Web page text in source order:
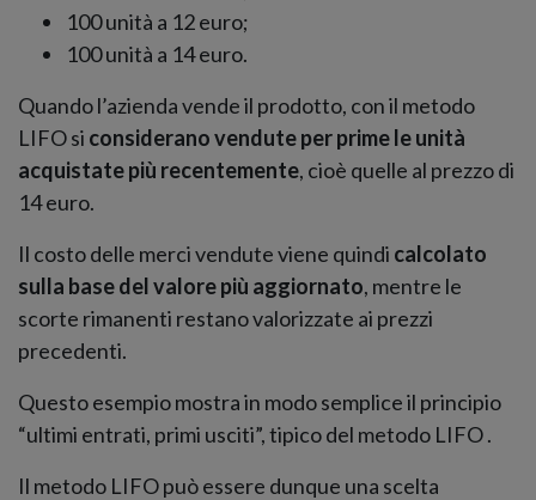
100 unità a 12 euro;
100 unità a 14 euro.
Quando l’azienda vende il prodotto, con il metodo
LIFO si considerano vendute per prime le unità
acquistate più recentemente, cioè quelle al prezzo di
14 euro.
Il costo delle merci vendute viene quindi calcolato
sulla base del valore più aggiornato, mentre le
scorte rimanenti restano valorizzate ai prezzi
precedenti.
Questo esempio mostra in modo semplice il principio
“ultimi entrati, primi usciti”, tipico del metodo LIFO .
Il metodo LIFO può essere dunque una scelta